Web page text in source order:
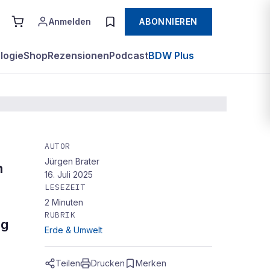
Anmelden ABONNIEREN
ShopRezensionenPodcastBDW Plus
AUTOR
Jürgen Brater
16. Juli 2025
LESEZEIT
2 Minuten
RUBRIK
Erde & Umwelt
Teilen Drucken Merken